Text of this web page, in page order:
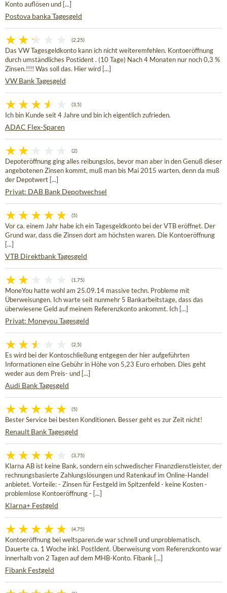
Konto auflösen und [...]
Postova banka Tagesgeld
(2,25)
Das VW Tagesgeldkonto kann ich nicht weiteremfehlen. Kontoeröffnung
durch umständliches Postident . (10 Tage) Nach 4 Monaten nur noch 0,3 %
Zinsen.!!!! Was soll das. Hier wird [...]
VW Bank Tagesgeld
(3,5)
Ich bin Kunde seit 4 Jahre und bin ich eigentlich zufrieden.
ADAC Flex-Sparen
(2)
Depoteröffnung ging alles reibungslos, bevor man aber in den Genuß dieser
angebotenen Zinsen kommt, muß man bis Mai 2015 warten, denn da muß
der Depotwert [...]
Privat: DAB Bank Depotwechsel
(5)
Vor ca. einem Jahr habe ich ein Tagesgeldkonto bei der VTB eröffnet. Der
Grund war, dass die Zinsen dort am höchsten waren. Die Kontoeröffnung
[...]
VTB Direktbank Tagesgeld
(1,75)
MoneYou hatte wohl am 25.09.14 massive techn. Probleme mit
Überweisungen. Ich warte seit nunmehr 5 Bankarbeitstage, dass das
überwiesene Geld auf meinem Referenzkonto ankommt. Ich [...]
Privat: Moneyou Tagesgeld
(2,5)
Es wird bei der Kontoschließung entgegen der hier aufgeführten
Informationen eine Gebühr in Höhe von 5,23 Euro erhoben. Dies geht
weder aus dem Preis- und [...]
Audi Bank Tagesgeld
(5)
Bester Service bei besten Konditionen. Besser geht es zur Zeit nicht!
Renault Bank Tagesgeld
(3,75)
Klarna AB ist keine Bank, sondern ein schwedischer Finanzdienstleister, der
rechnungsbasierte Zahlungslösungen und Ratenkauf im Online-Handel
anbietet. Vorteile: - Zinsen für Festgeld im Spitzenfeld - keine Kosten -
problemlose Kontoeröffnung - [...]
Klarna+ Festgeld
(4,75)
Kontoeröffnung bei weltsparen.de war schnell und unproblematisch.
Dauerte ca. 1 Woche inkl. PostIdent. Überweisung vom Referenzkonto war
innerhalb von 2 Tagen auf dem MHB-Konto. Fibank [...]
Fibank Festgeld